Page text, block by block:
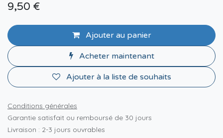
9,50 €
Ajouter au panier
Acheter maintenant
Ajouter à la liste de souhaits
Conditions générales
Garantie satisfait ou remboursé de 30 jours
Livraison : 2-3 jours ouvrables